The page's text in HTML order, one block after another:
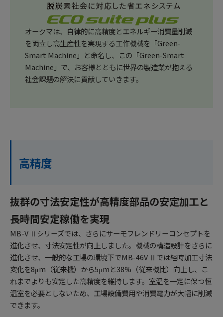
オークマは、自律的に高精度とエネルギー消費量削減
を両立し高生産性を実現する工作機械を「Green-
Smart Machine」と命名し、この「Green-Smart
Machine」で、お客様とともに世界の製造業が抱える
社会課題の解決に貢献していきます。
高精度
抜群の寸法安定性が高精度部品の安定加工と
長時間安定稼働を実現
MB-V Ⅱシリーズでは、さらにサーモフレンドリーコンセプトを
進化させ、寸法安定性が向上しました。機械の構造設計をさらに
進化させ、一般的な工場の環境下でMB-46V Ⅱでは経時加工寸法
変化を8μm（従来機）から5μmと38%（従来機比）向上し、こ
れまでよりも安定した高精度を維持します。室温を一定に保つ恒
温室を必要としないため、工場設備費用や消費電力が大幅に削減
できます。